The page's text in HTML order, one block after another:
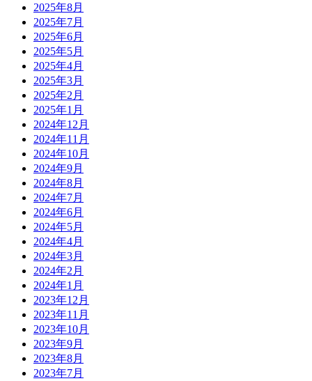
2025年8月
2025年7月
2025年6月
2025年5月
2025年4月
2025年3月
2025年2月
2025年1月
2024年12月
2024年11月
2024年10月
2024年9月
2024年8月
2024年7月
2024年6月
2024年5月
2024年4月
2024年3月
2024年2月
2024年1月
2023年12月
2023年11月
2023年10月
2023年9月
2023年8月
2023年7月